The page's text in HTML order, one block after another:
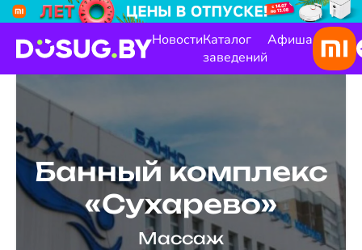
НовостиКаталог
заведений
Афиша
Банный комплекс
«Сухарево»
Массаж